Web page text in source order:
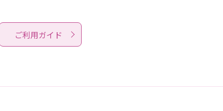
ご利用ガイド